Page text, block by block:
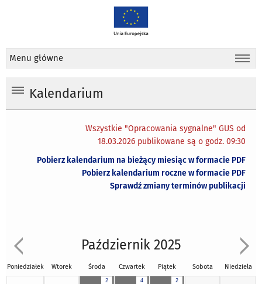
Menu główne
Kalendarium
Wszystkie "Opracowania sygnalne" GUS od
18.03.2026 publikowane są o godz. 09:30
Pobierz kalendarium na bieżący miesiąc w formacie PDF
Pobierz kalendarium roczne w formacie PDF
Sprawdź zmiany terminów publikacji
Październik 2025
Poniedziałek Wtorek Środa Czwartek Piątek Sobota Niedziela
2 4 2